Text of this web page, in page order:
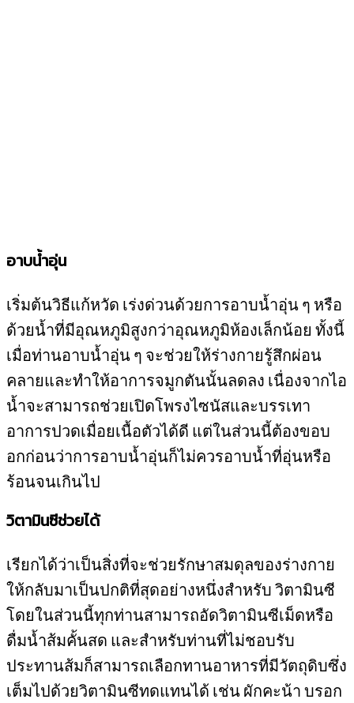
อาบน้ำอุ่น
เริ่มต้นวิธีแก้หวัด เร่งด่วนด้วยการอาบน้ำอุ่น ๆ หรือ
ด้วยน้ำที่มีอุณหภูมิสูงกว่าอุณหภูมิห้องเล็กน้อย ทั้งนี้
เมื่อท่านอาบน้ำอุ่น ๆ จะช่วยให้ร่างกายรู้สึกผ่อน
คลายและทำให้อาการจมูกตันนั้นลดลง เนื่องจากไอ
น้ำจะสามารถช่วยเปิดโพรงไซนัสและบรรเทา
อาการปวดเมื่อยเนื้อตัวได้ดี แต่ในส่วนนี้ต้องขอบ
อกก่อนว่าการอาบน้ำอุ่นก็ไม่ควรอาบน้ำที่อุ่นหรือ
ร้อนจนเกินไป
วิตามินซีช่วยได้
เรียกได้ว่าเป็นสิ่งที่จะช่วยรักษาสมดุลของร่างกาย
ให้กลับมาเป็นปกติที่สุดอย่างหนึ่งสำหรับ วิตามินซี
โดยในส่วนนี้ทุกท่านสามารถอัดวิตามินซีเม็ดหรือ
ดื่มน้ำส้มคั้นสด และสำหรับท่านที่ไม่ชอบรับ
ประทานส้มก็สามารถเลือกทานอาหารที่มีวัตถุดิบซึ่ง
เต็มไปด้วยวิตามินซีทดแทนได้ เช่น ผักคะน้า บรอก